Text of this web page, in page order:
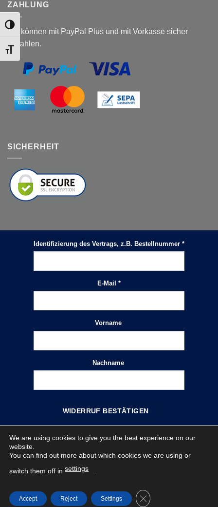
TOGGLE HIGH CONTRAST
TOGGLE FONT SIZE
ZAHLUNG
Sie können mit PayPal Plus und mit Vorkasse sicher
bezahlen.
SICHERHEIT
Identifizierung des Vertrags, z.B. Bestellnummer *
E-Mail *
E-
Mail
Vorname
Nachname
WIDERRUF BESTÄTIGEN
VERKAUFSBEDINGUNGEN
VERHALTENSKODEX
APS Arosio GmbH
VERTRAG WIDERRUFEN
We are using cookies to give you the best experience on our
website.
You can find out more about which cookies we are using or
switch them off in settings .
Accept Reject Settings CLOSE GDPR